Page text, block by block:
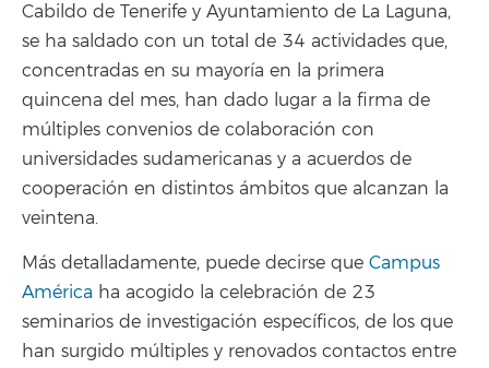
Cabildo de Tenerife y Ayuntamiento de La Laguna,
se ha saldado con un total de 34 actividades que,
concentradas en su mayoría en la primera
quincena del mes, han dado lugar a la firma de
múltiples convenios de colaboración con
universidades sudamericanas y a acuerdos de
cooperación en distintos ámbitos que alcanzan la
veintena.
Más detalladamente, puede decirse que Campus
América ha acogido la celebración de 23
seminarios de investigación específicos, de los que
han surgido múltiples y renovados contactos entre